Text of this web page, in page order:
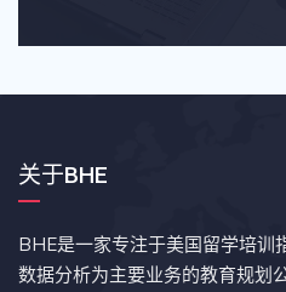
关于BHE
BHE是一家专注于美国留学培训
数据分析为主要业务的教育规划